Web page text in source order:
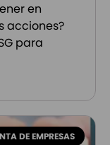
en
acciones?
para
DE EMPRESAS